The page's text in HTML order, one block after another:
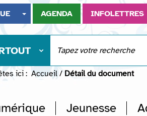
AGENDA INFOLETTRES
ici : Accueil / Détail du document
Jeunesse